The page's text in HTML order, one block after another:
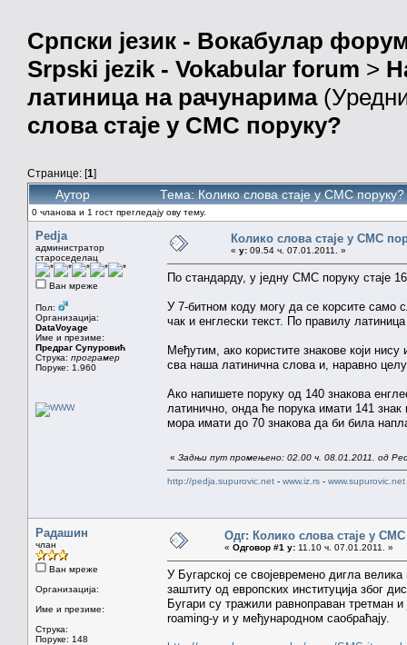
Српски језик - Вокабулар
Srpski jezik - Vokabular forum >
латиница на рачунарима
слова стаје у СМС поруку?
Странице: [1]
Аутор Тема: Колико слова стаје у СМС
0 чланова и 1 гост прегледају ову тему.
Pedja
администратор
староседелац
Ван мреже
Пол:
Организација:
DataVoyage
Име и презиме:
Предраг Супуровић
Струка: програмер
Поруке: 1.960
Колико слова стаје у СМС
« у: 09.54 ч. 07.01.2011. »
По стандарду, у једну СМС поруку стаје
У 7-битном коду могу да се корсите само
чак и енглески текст. По правилу
Међутим, ако користите знакове који
сва наша латинична слова и, наравно
Ако напишете поруку од 140 знакова
латинично, онда ће порука имати 141
мора имати до 70 знакова да би била
« Задњи пут промењено: 02.00 ч. 08.01.2011. од
http://pedja.supurovic.net - www.iz.rs - www.supurovic.net
Радашин
члан
Ван мреже
Организација:
Име и презиме:
Струка:
Поруке: 148
Одг: Колико слова стаје у
« Одговор #1 у: 11.10 ч. 07.01.2011. »
У Бугарској се својевремено дигла
заштиту од европских институција због
Бугари су тражили равноправан третман
roaming-у и у међународном саобраћају.